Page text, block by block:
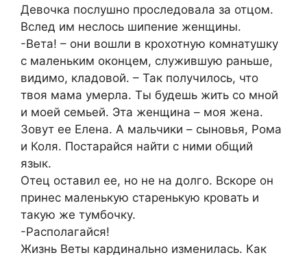
Девочка послушно проследовала за отцом.
Вслед им неслось шипение женщины.
-Вета! – они вошли в крохотную комнатушку
с маленьким оконцем, служившую раньше,
видимо, кладовой. – Так получилось, что
твоя мама умерла. Ты будешь жить со мной
и моей семьей. Эта женщина – моя жена.
Зовут ее Елена. А мальчики – сыновья, Рома
и Коля. Постарайся найти с ними общий
язык.
Отец оставил ее, но не на долго. Вскоре он
принес маленькую старенькую кровать и
такую же тумбочку.
-Располагайся!
Жизнь Веты кардинально изменилась. Как